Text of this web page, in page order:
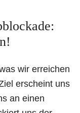
wir erreichen
erscheint uns
an einen